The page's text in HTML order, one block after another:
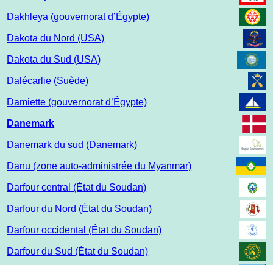
Dakhleya (gouvernorat d’Égypte)
Dakota du Nord (USA)
Dakota du Sud (USA)
Dalécarlie (Suède)
Damiette (gouvernorat d’Égypte)
Danemark
Danemark du sud (Danemark)
Danu (zone auto-administrée du Myanmar)
Darfour central (État du Soudan)
Darfour du Nord (État du Soudan)
Darfour occidental (État du Soudan)
Darfour du Sud (État du Soudan)